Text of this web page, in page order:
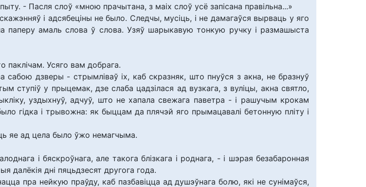
- Пасля слоў «мною прачытана, з маіх слоў усё запісана правільна...»
і адсябеціны не было. Следчы, мусіць, і не дамагаўся вырваць у яго
паперу амаль слова ў слова. Узяў шарыкавую тонкую ручку і размашыста
паклічам. Усяго вам добрага.
сабою дзверы - стрымліваў іх, каб скразняк, што пнуўся з акна, не бразнуў
ступіў у прыцемак, дзе слаба цадзілася ад вузкага, з вуліцы, акна святло,
уздыхнуў, адчуў, што не хапала свежага паветра - і рашучым крокам
гідка і трывожна: як быццам да плячэй яго прымацавалі бетонную пліту і
яе ад цела было ўжо немагчыма.
і бяскроўнага, але такога блізкага і роднага, - і шэрая безабаронная
далёкія дні пяцьдзесят другога года.
пра нейкую праўду, каб пазбавіцца ад душэўнага болю, які не сунімаўся,